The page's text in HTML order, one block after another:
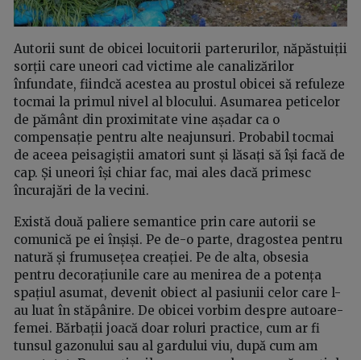
Autorii sunt de obicei locuitorii parterurilor, năpăstuiții
sorții care uneori cad victime ale canalizărilor
înfundate, fiindcă acestea au prostul obicei să refuleze
tocmai la primul nivel al blocului. Asumarea peticelor
de pământ din proximitate vine așadar ca o
compensație pentru alte neajunsuri. Probabil tocmai
de aceea peisagiștii amatori sunt și lăsați să își facă de
cap. Și uneori își chiar fac, mai ales dacă primesc
încurajări de la vecini.
Există două paliere semantice prin care autorii se
comunică pe ei înșiși. Pe de-o parte, dragostea pentru
natură și frumusețea creației. Pe de alta, obsesia
pentru decorațiunile care au menirea de a potența
spațiul asumat, devenit obiect al pasiunii celor care l-
au luat în stăpânire. De obicei vorbim despre autoare-
femei. Bărbații joacă doar roluri practice, cum ar fi
tunsul gazonului sau al gardului viu, după cum am